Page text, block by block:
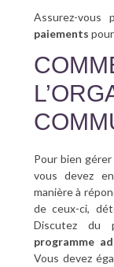
Assurez-vous
paiements
Pour bien
vous devez
manière à
de ceux-ci,
Discutez du
programme
Vous devez